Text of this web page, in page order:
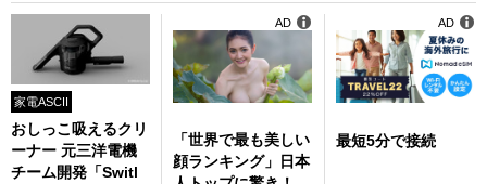
家電ASCII
おしっこ吸えるクリ
ーナー 元三洋電機
チーム開発「Switl
「世界で最も美しい
顔ランキング」日本
AD
最短5分で接続
AD